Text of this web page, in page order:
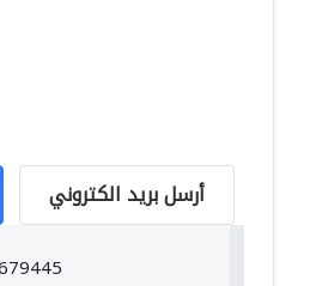
أرسل بريد الكتروني